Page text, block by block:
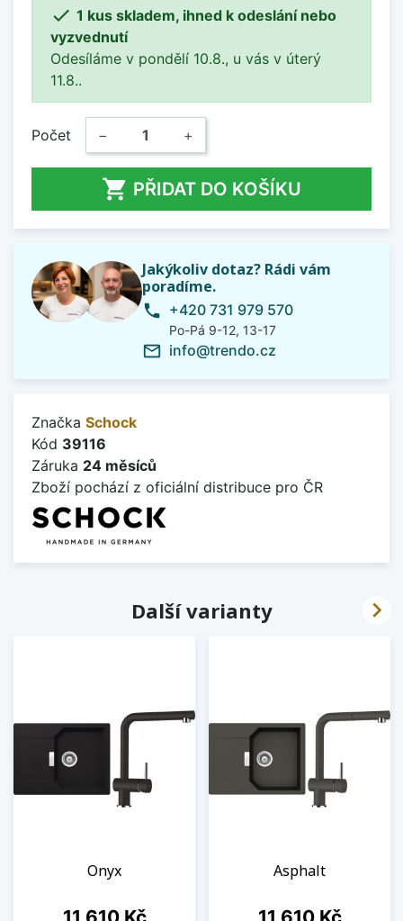
 1 kus skladem, ihned k odeslání nebo
vyzvednutí
Odesíláme v pondělí 10.8., u vás v úterý
11.8..
Počet − +
 PŘIDAT DO KOŠÍKU
Jakýkoliv dotaz? Rádi vám
poradíme.
phone +420 731 979 570
Po-Pá 9-12, 13-17
mail_outline info@trendo.cz
Značka Schock
Kód 39116
Záruka 24 měsíců
Zboží pochází z oficiální distribuce pro ČR
Další varianty
Onyx
Cena
Asphalt
Cena
